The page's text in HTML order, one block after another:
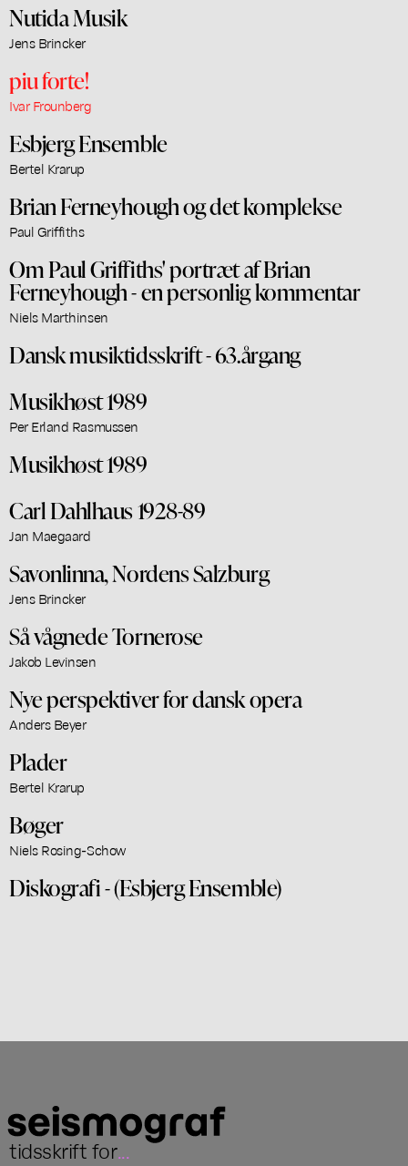
Nutida Musik
Jens Brincker
piu forte!
Ivar Frounberg
Esbjerg Ensemble
Bertel Krarup
Brian Ferneyhough og det komplekse
Paul Griffiths
Om Paul Griffiths' portræt af Brian
Ferneyhough - en personlig kommentar
Niels Marthinsen
Dansk musiktidsskrift - 63.årgang
Musikhøst 1989
Per Erland Rasmussen
Musikhøst 1989
Carl Dahlhaus 1928-89
Jan Maegaard
Savonlinna, Nordens Salzburg
Jens Brincker
Så vågnede Tornerose
Jakob Levinsen
Nye perspektiver for dansk opera
Anders Beyer
Plader
Bertel Krarup
Bøger
Niels Rosing-Schow
Diskografi - (Esbjerg Ensemble)
tidsskrift for...